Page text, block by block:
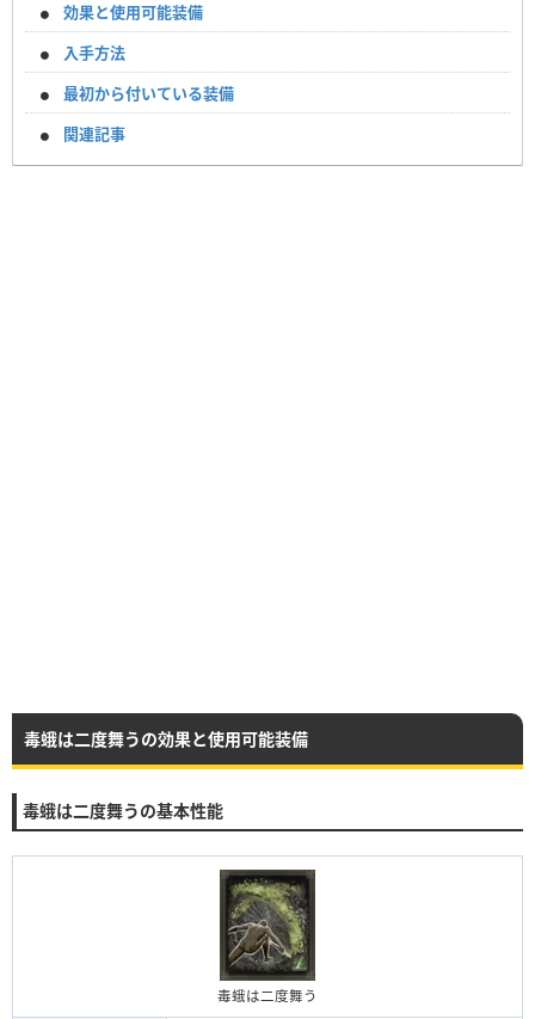
効果と使用可能装備
入手方法
最初から付いている装備
関連記事
毒蛾は二度舞うの効果と使用可能装備
毒蛾は二度舞うの基本性能
毒蛾は二度舞う